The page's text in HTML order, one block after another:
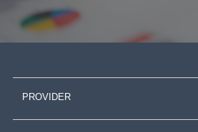
PROVIDER